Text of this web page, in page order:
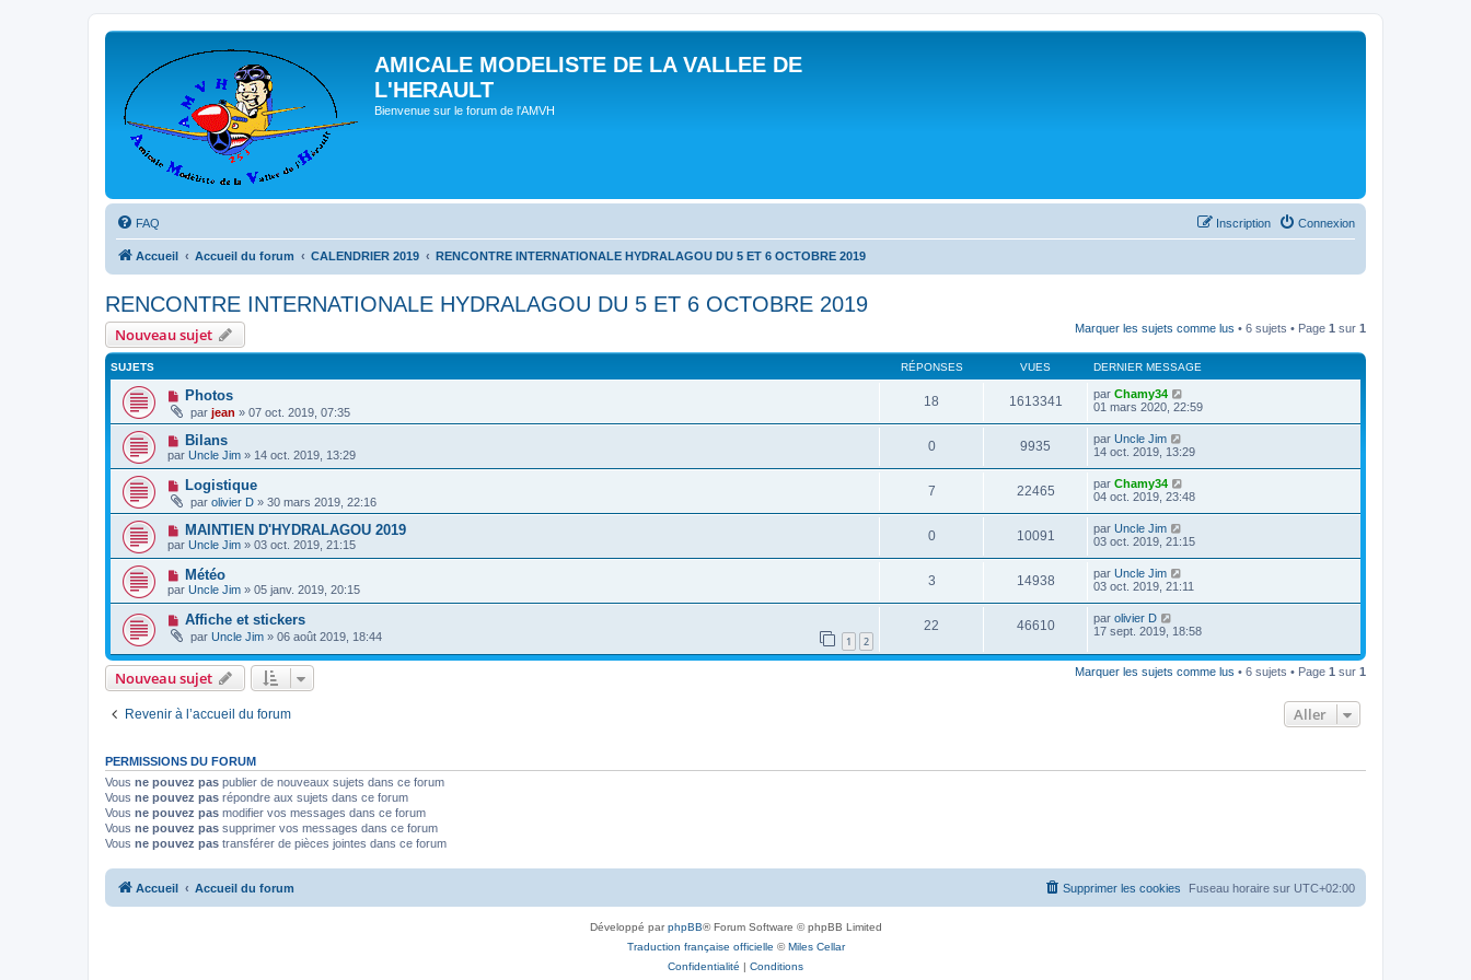
AMICALE MODELISTE DE LA VALLEE DE
L'HERAULT
Bienvenue sur le forum de l'AMVH
FAQ Connexion
Inscription
Accueil Accueil du forum CALENDRIER 2019 RENCONTRE INTERNATIONALE HYDRALAGOU DU 5 ET 6 OCTOBRE 2019
RENCONTRE INTERNATIONALE HYDRALAGOU DU 5 ET 6 OCTOBRE 2019
Nouveau sujet Marquer les sujets comme lus • 6 sujets • Page 1 sur 1
SUJETS RÉPONSES VUES DERNIER MESSAGE
Photos
par jean » 07 oct. 2019, 07:35
18 1613341 par Chamy34
01 mars 2020, 22:59
Bilans
par Uncle Jim » 14 oct. 2019, 13:29
0 9935 par Uncle Jim
14 oct. 2019, 13:29
Logistique
par olivier D » 30 mars 2019, 22:16
7 22465 par Chamy34
04 oct. 2019, 23:48
MAINTIEN D'HYDRALAGOU 2019
par Uncle Jim » 03 oct. 2019, 21:15
0 10091 par Uncle Jim
03 oct. 2019, 21:15
Météo
par Uncle Jim » 05 janv. 2019, 20:15
3 14938 par Uncle Jim
03 oct. 2019, 21:11
Affiche et stickers
par Uncle Jim » 06 août 2019, 18:44 1 2
22 46610 par olivier D
17 sept. 2019, 18:58
Nouveau sujet Marquer les sujets comme lus • 6 sujets • Page 1 sur 1
Revenir à l’accueil du forum Aller
PERMISSIONS DU FORUM
Vous ne pouvez pas publier de nouveaux sujets dans ce forum
Vous ne pouvez pas répondre aux sujets dans ce forum
Vous ne pouvez pas modifier vos messages dans ce forum
Vous ne pouvez pas supprimer vos messages dans ce forum
Vous ne pouvez pas transférer de pièces jointes dans ce forum
Accueil Accueil du forum Fuseau horaire sur UTC+02:00
Supprimer les cookies
Développé parphpBB® Forum Software © phpBB Limited
Traduction française officielle ©Miles Cellar
Confidentialité | Conditions